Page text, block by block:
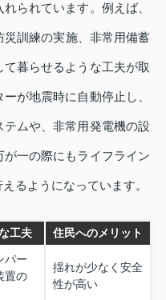
られています。例えば、
訓練の実施、非常用備蓄
暮らせるような工夫が取
が地震時に自動停止し、
ムや、非常用発電機の設
一の際にもライフライン
るようになっています。
工夫 住民へのメリット
パー
置の
揺れが少なく安全
性が高い